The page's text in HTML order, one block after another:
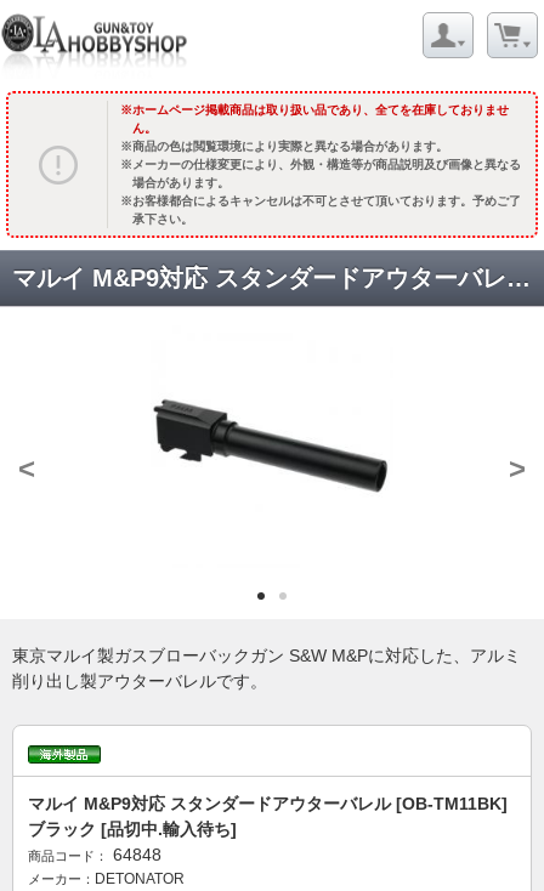
ホームページ掲載商品は取り扱い品であり、全てを在庫しておりませ
ん。
商品の色は閲覧環境により実際と異なる場合があります。
メーカーの仕様変更により、外観・構造等が商品説明及び画像と異なる
場合があります。
お客様都合によるキャンセルは不可とさせて頂いております。予めご了
承下さい。
マルイ M&P9対応 スタンダードアウターバレル [OB-TM11BK] ブラック [品切中.輸入待ち]
< >
東京マルイ製ガスブローバックガン S&W M&Pに対応した、アルミ
削り出し製アウターバレルです。
マルイ M&P9対応 スタンダードアウターバレル [OB-TM11BK]
ブラック [品切中.輸入待ち]
商品コード： 64848
メーカー： DETONATOR